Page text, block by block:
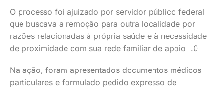
O processo foi ajuizado por servidor público federal
que buscava a remoção para outra localidade por
razões relacionadas à própria saúde e à necessidade
de proximidade com sua rede familiar de apoio .0
Na ação, foram apresentados documentos médicos
particulares e formulado pedido expresso de